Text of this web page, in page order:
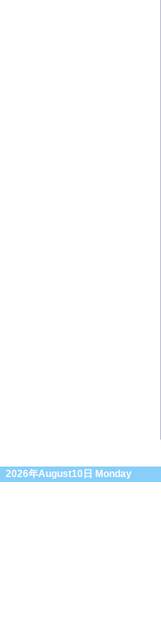
2026年August10日 Monday